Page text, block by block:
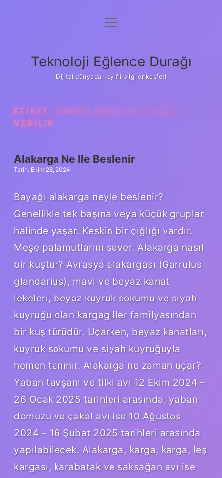
Anasayfa
Yasal Uyarı
menüyü
Teknoloji Eğlence Durağı
Dijital dünyada keyifli bilgiler keşfet!
ETIKET: YAVRU KUŞA NE YEMEK
VERILIR
Alakarga Ne Ile Beslenir
Tarih: Ekim 28, 2024
Bayağı alakarga neyle beslenir?
Genellikle tek başına veya küçük gruplar
halinde yaşar. Keskin bir çığlığı vardır.
Meşe palamutlarını sever. Alakarga nasıl
bir kuştur? Avrasya alakargası (Garrulus
glandarius), mavi ve beyaz kanat
lekeleri, beyaz kuyruk sokumu ve siyah
kuyruğu olan kargagiller familyasından
bir kuş türüdür. Uçarken, beyaz kanatları,
kuyruk sokumu ve siyah kuyruğuyla
hemen tanınır. Alakarga ne zaman uçar?
Yaban tavşanı ve tilki avı 12 Ekim 2024 –
26 Ocak 2025 tarihleri ​​arasında, yaban
domuzu ve çakal avı ise 10 Ağustos
2024 – 16 Şubat 2025 tarihleri ​​arasında
yapılabilecek. Alakarga, karga, karga, leş
kargası, karabatak ve saksağan avı ise